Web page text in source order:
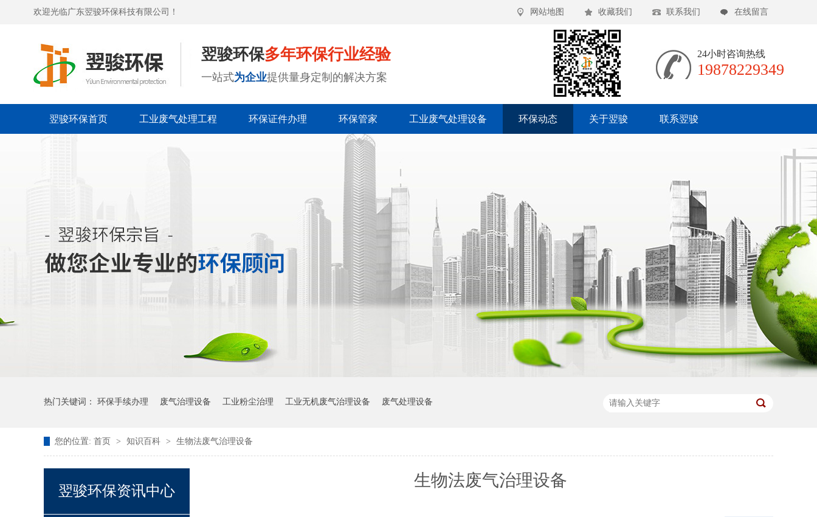
网站地图 收藏我们 联系我们 在线留言
欢迎光临广东翌骏环保科技有限公司！
翌骏环保多年环保行业经验
一站式为企业提供量身定制的解决方案
24小时咨询热线
19878229349
翌骏环保首页 工业废气处理工程 环保证件办理 环保管家 工业废气处理设备 环保动态 关于翌骏 联系翌骏
热门关键词： 环保手续办理 废气治理设备 工业粉尘治理 工业无机废气治理设备 废气处理设备
您的位置: 首页 > 知识百科 > 生物法废气治理设备
生物法废气治理设备
翌骏环保资讯中心